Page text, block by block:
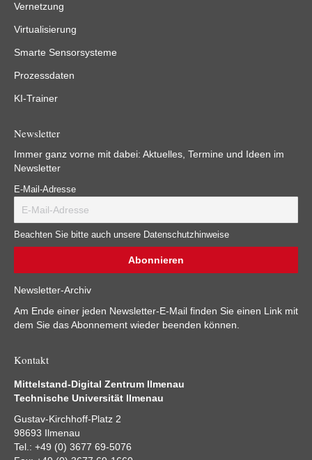
Vernetzung
Virtualisierung
Smarte Sensorsysteme
Prozessdaten
KI-Trainer
Newsletter
Immer ganz vorne mit dabei: Aktuelles, Termine und Ideen im
Newsletter
E-Mail-Adresse
Beachten Sie bitte auch unsere Datenschutzhinweise
Newsletter-Archiv
Am Ende einer jeden Newsletter-E-Mail finden Sie einen Link mit
dem Sie das Abonnement wieder beenden können.
Kontakt
Mittelstand-Digital Zentrum Ilmenau
Technische Universität Ilmenau
Gustav-Kirchhoff-Platz 2
98693 Ilmenau
Tel.: +49 (0) 3677 69-5076